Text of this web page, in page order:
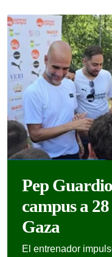
Pep
campus a
Gaza
El entrenador